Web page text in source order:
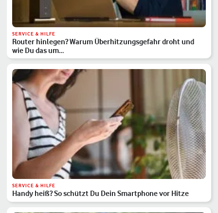
SERVICE & HILFE
Router hinlegen? Warum Überhitzungsgefahr droht und
wie Du das um…
SERVICE & HILFE
Handy heiß? So schützt Du Dein Smartphone vor Hitze